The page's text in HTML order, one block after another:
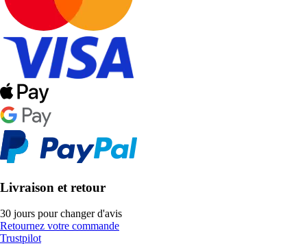
Livraison et retour
30 jours pour changer d'avis
Retournez votre commande
Trustpilot